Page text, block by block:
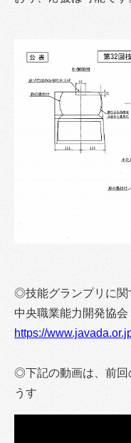
◎技能グランプリに関
中央職業能力開発協会
https://
◎下記の動画は、前回
うす